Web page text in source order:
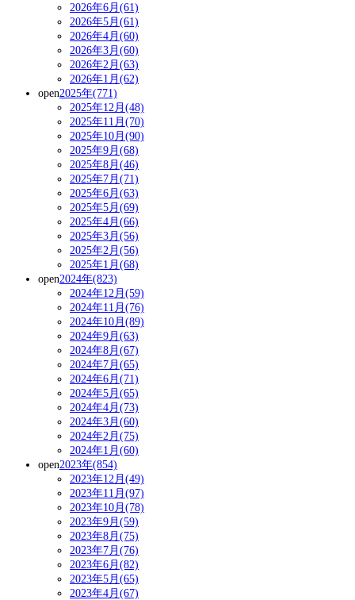
2026年6月(61)
2026年5月(61)
2026年4月(60)
2026年3月(60)
2026年2月(63)
2026年1月(62)
open2025年(771)
2025年12月(48)
2025年11月(70)
2025年10月(90)
2025年9月(68)
2025年8月(46)
2025年7月(71)
2025年6月(63)
2025年5月(69)
2025年4月(66)
2025年3月(56)
2025年2月(56)
2025年1月(68)
open2024年(823)
2024年12月(59)
2024年11月(76)
2024年10月(89)
2024年9月(63)
2024年8月(67)
2024年7月(65)
2024年6月(71)
2024年5月(65)
2024年4月(73)
2024年3月(60)
2024年2月(75)
2024年1月(60)
open2023年(854)
2023年12月(49)
2023年11月(97)
2023年10月(78)
2023年9月(59)
2023年8月(75)
2023年7月(76)
2023年6月(82)
2023年5月(65)
2023年4月(67)